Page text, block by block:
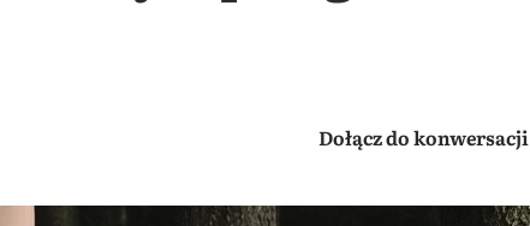
Dołącz do konwersacji